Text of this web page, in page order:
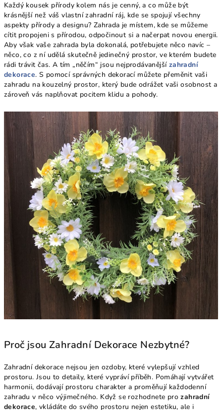
Každý kousek přírody kolem nás je cenný, a co může být
krásnější než váš vlastní zahradní ráj, kde se spojují všechny
aspekty přírody a designu? Zahrada je místem, kde se můžeme
cítit propojeni s přírodou, odpočinout si a načerpat novou energii.
Aby však vaše zahrada byla dokonalá, potřebujete něco navíc –
něco, co z ní udělá skutečně jedinečný prostor, ve kterém budete
rádi trávit čas. A tím „něčím“ jsou nejprodávanější zahradní
dekorace. S pomocí správných dekorací můžete přeměnit vaši
zahradu na kouzelný prostor, který bude odrážet vaši osobnost a
zároveň vás naplňovat pocitem klidu a pohody.
Proč jsou Zahradní Dekorace Nezbytné?
Zahradní dekorace nejsou jen ozdoby, které vylepšují vzhled
prostoru. Jsou to detaily, které vypráví příběh. Pomáhají vytvářet
harmonii, dodávají prostoru charakter a proměňují každodenní
zahradu v něco výjimečného. Když se rozhodnete prozahradní
dekorace, vkládáte do svého prostoru nejen estetiku, ale i